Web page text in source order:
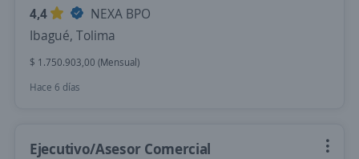
4,4
NEXA BPO
Ibagué, Tolima
$ 1.750.903,00 (Mensual)
Hace 6 días
Ejecutivo/Asesor Comercial